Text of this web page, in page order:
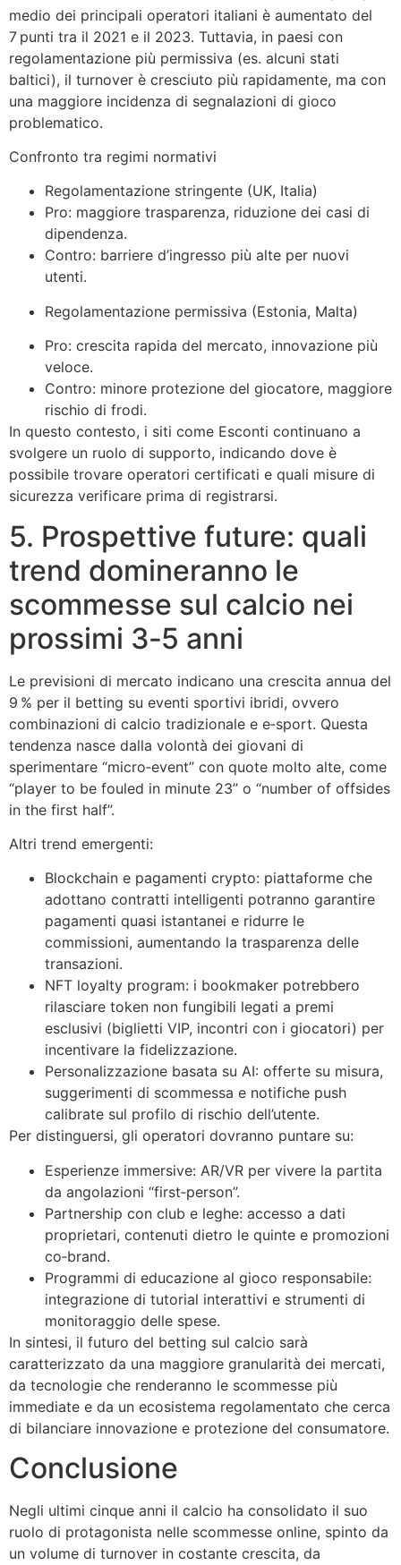
medio dei principali operatori italiani è aumentato del
7 punti tra il 2021 e il 2023. Tuttavia, in paesi con
regolamentazione più permissiva (es. alcuni stati
baltici), il turnover è cresciuto più rapidamente, ma con
una maggiore incidenza di segnalazioni di gioco
problematico.
Confronto tra regimi normativi
Regolamentazione stringente (UK, Italia)
Pro: maggiore trasparenza, riduzione dei casi di
dipendenza.
Contro: barriere d’ingresso più alte per nuovi
utenti.
Regolamentazione permissiva (Estonia, Malta)
Pro: crescita rapida del mercato, innovazione più
veloce.
Contro: minore protezione del giocatore, maggiore
rischio di frodi.
In questo contesto, i siti come Esconti continuano a
svolgere un ruolo di supporto, indicando dove è
possibile trovare operatori certificati e quali misure di
sicurezza verificare prima di registrarsi.
5. Prospettive future: quali
trend domineranno le
scommesse sul calcio nei
prossimi 3‑5 anni
Le previsioni di mercato indicano una crescita annua del
9 % per il betting su eventi sportivi ibridi, ovvero
combinazioni di calcio tradizionale e e‑sport. Questa
tendenza nasce dalla volontà dei giovani di
sperimentare “micro‑event” con quote molto alte, come
“player to be fouled in minute 23” o “number of offsides
in the first half”.
Altri trend emergenti:
Blockchain e pagamenti crypto: piattaforme che
adottano contratti intelligenti potranno garantire
pagamenti quasi istantanei e ridurre le
commissioni, aumentando la trasparenza delle
transazioni.
NFT loyalty program: i bookmaker potrebbero
rilasciare token non fungibili legati a premi
esclusivi (biglietti VIP, incontri con i giocatori) per
incentivare la fidelizzazione.
Personalizzazione basata su AI: offerte su misura,
suggerimenti di scommessa e notifiche push
calibrate sul profilo di rischio dell’utente.
Per distinguersi, gli operatori dovranno puntare su:
Esperienze immersive: AR/VR per vivere la partita
da angolazioni “first‑person”.
Partnership con club e leghe: accesso a dati
proprietari, contenuti dietro le quinte e promozioni
co‑brand.
Programmi di educazione al gioco responsabile:
integrazione di tutorial interattivi e strumenti di
monitoraggio delle spese.
In sintesi, il futuro del betting sul calcio sarà
caratterizzato da una maggiore granularità dei mercati,
da tecnologie che renderanno le scommesse più
immediate e da un ecosistema regolamentato che cerca
di bilanciare innovazione e protezione del consumatore.
Conclusione
Negli ultimi cinque anni il calcio ha consolidato il suo
ruolo di protagonista nelle scommesse online, spinto da
un volume di turnover in costante crescita, da